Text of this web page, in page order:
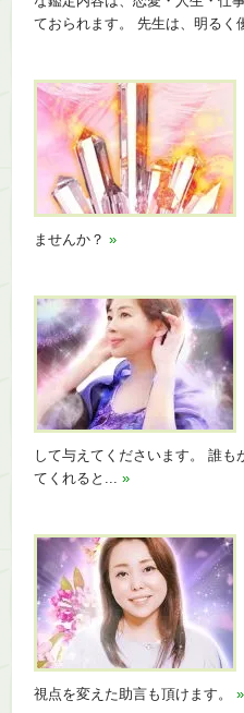
ておられます。 先生は、明るく
ませんか？ »
して与えてくださいます。 誰
てくれると... »
視点を変えた助言も頂けます。 »